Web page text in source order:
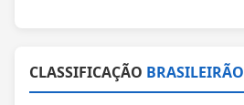
CLASSIFICAÇÃO BRASILEIRÃO